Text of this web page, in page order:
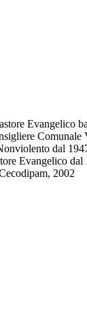
Evangelico
dal
Evangelico
2002